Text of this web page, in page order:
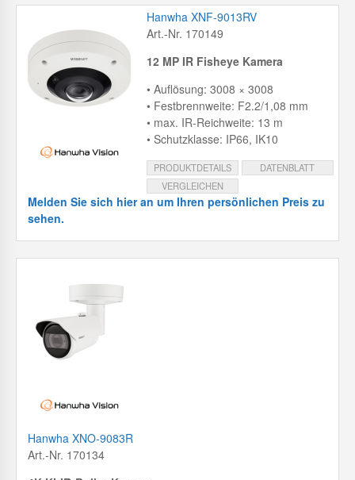
Hanwha XNF-9013RV
Art.-Nr. 170149
12 MP IR Fisheye Kamera
• Auflösung: 3008 × 3008
• Festbrennweite: F2.2/1,08 mm
• max. IR-Reichweite: 13 m
• Schutzklasse: IP66, IK10
PRODUKTDETAILS
DATENBLATT
VERGLEICHEN
Melden Sie sich hier an um Ihren persönlichen Preis zu
sehen.
Hanwha XNO-9083R
Art.-Nr. 170134